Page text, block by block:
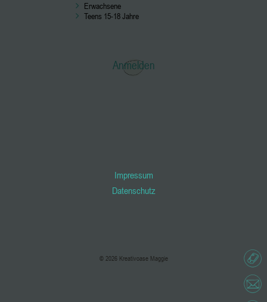
Erwachsene
Teens 15-18 Jahre
Anmelden
Impressum
Datenschutz
© 2026 Kreativoase Maggie